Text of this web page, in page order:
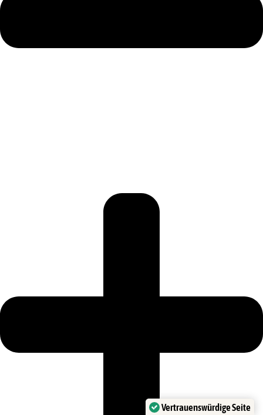
Vertrauenswürdige Seite